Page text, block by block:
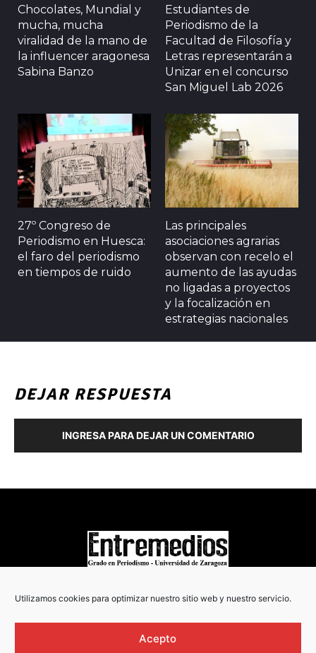
Utilizamos cookies para optimizar nuestro sitio web y nuestro servicio.
Acepto
Chocolates, Mundial y
mucha, mucha
viralidad de la mano de
la influencer aragonesa
Sabina Banzo
Estudiantes de
Periodismo de la
Facultad de Filosofía y
Letras representarán a
Unizar en el concurso
San Miguel Lab 2026
27º Congreso de
Periodismo en Huesca:
el faro del periodismo
en tiempos de ruido
Las principales
asociaciones agrarias
observan con recelo el
aumento de las ayudas
no ligadas a proyectos
y la focalización en
estrategias nacionales
DEJAR RESPUESTA
INGRESA PARA DEJAR UN COMENTARIO